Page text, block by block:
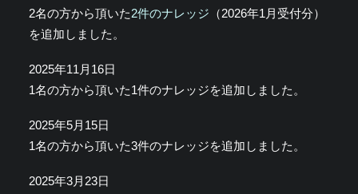
2名の方から頂いた2件のナレッジ （2026年1月受付分）
を追加しました。
2025年11月16日
1名の方から頂いた1件のナレッジを追加しました。
2025年5月15日
1名の方から頂いた3件のナレッジを追加しました。
2025年3月23日